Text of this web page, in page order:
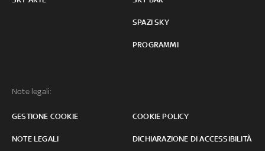
SPAZI SKY
PROGRAMMI
Note legali:
GESTIONE COOKIE COOKIE POLICY
NOTE LEGALI DICHIARAZIONE DI ACCESSIBILITÀ